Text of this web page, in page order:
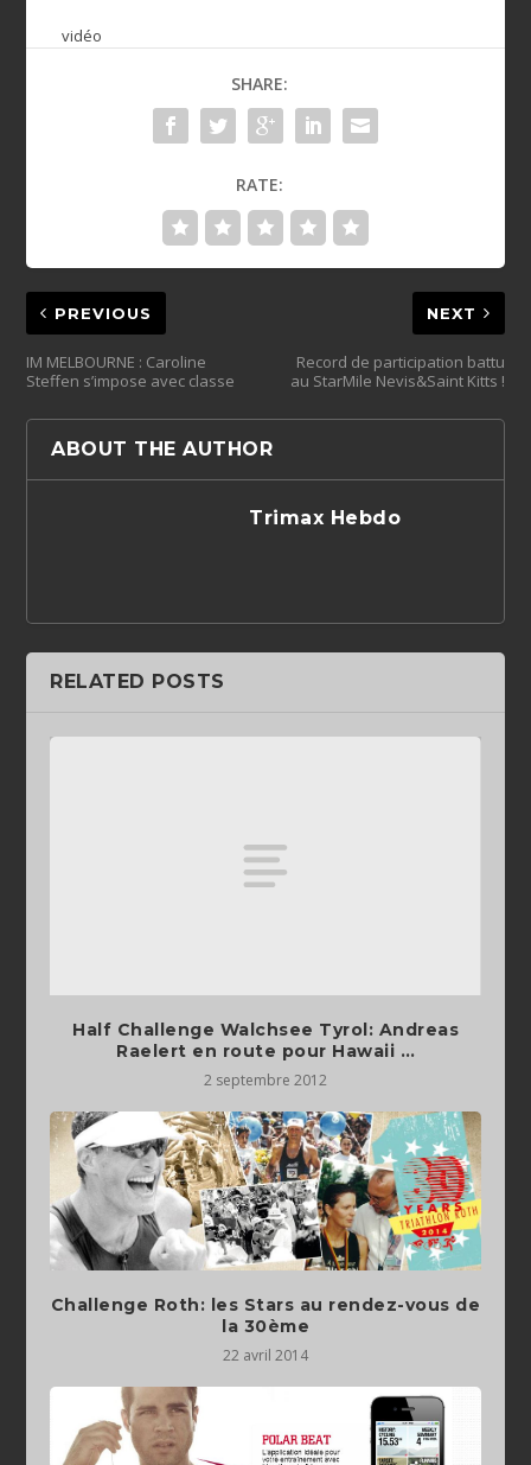
vidéo
SHARE:
RATE:
PREVIOUS
IM MELBOURNE : Caroline
Steffen s’impose avec classe
NEXT
Record de participation battu
au StarMile Nevis&Saint Kitts !
ABOUT THE AUTHOR
Trimax Hebdo
RELATED POSTS
Half Challenge Walchsee Tyrol: Andreas
Raelert en route pour Hawaii …
2 septembre 2012
Challenge Roth: les Stars au rendez-vous de
la 30ème
22 avril 2014